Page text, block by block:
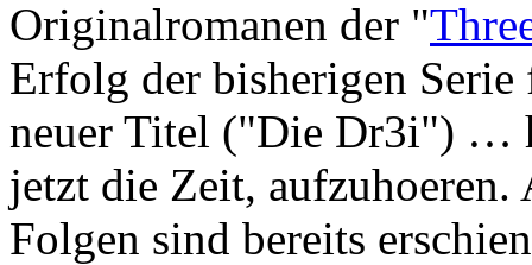
Originalromanen der "
Erfolg der bisherigen
neuer Titel ("Die Dr3i") …
jetzt die Zeit, aufzuhoeren.
Folgen sind bereits